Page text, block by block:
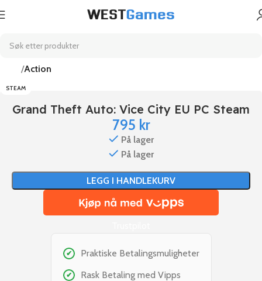
Action
STEAM
Grand Theft Auto: Vice City EU PC Steam
795 kr
På lager
På lager
LEGG I HANDLEKURV
✔ Praktiske Betalingsmuligheter
✔ Rask Betaling med Vipps